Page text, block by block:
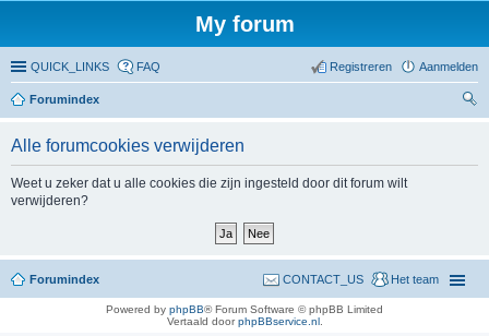
My forum
QUICK_LINKS FAQ Aanmelden
Registreren
Forumindex
Alle forumcookies verwijderen
Weet u zeker dat u alle cookies die zijn ingesteld door dit forum wilt
verwijderen?
Forumindex Het team
CONTACT_US
Powered by phpBB® Forum Software © phpBB Limited
Vertaald doorphpBBservice.nl.